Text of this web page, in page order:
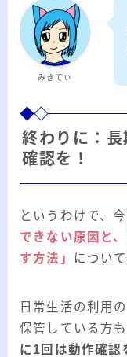
みきてぃ
終わりに：
確認を！
というわけで、
できない原因と
す方法」
につい
日常生活の利用
保管している方
に1回は動作確認